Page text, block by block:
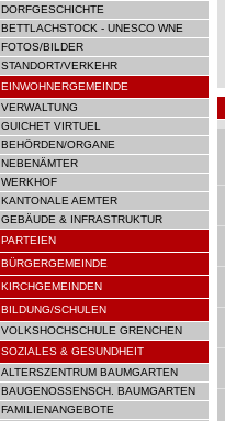
DORFGESCHICHTE
BETTLACHSTOCK - UNESCO WNE
FOTOS/BILDER
STANDORT/VERKEHR
EINWOHNERGEMEINDE
VERWALTUNG
GUICHET VIRTUEL
BEHÖRDEN/ORGANE
NEBENÄMTER
WERKHOF
KANTONALE AEMTER
GEBÄUDE & INFRASTRUKTUR
PARTEIEN
BÜRGERGEMEINDE
KIRCHGEMEINDEN
BILDUNG/SCHULEN
VOLKSHOCHSCHULE GRENCHEN
SOZIALES & GESUNDHEIT
ALTERSZENTRUM BAUMGARTEN
BAUGENOSSENSCH. BAUMGARTEN
FAMILIENANGEBOTE